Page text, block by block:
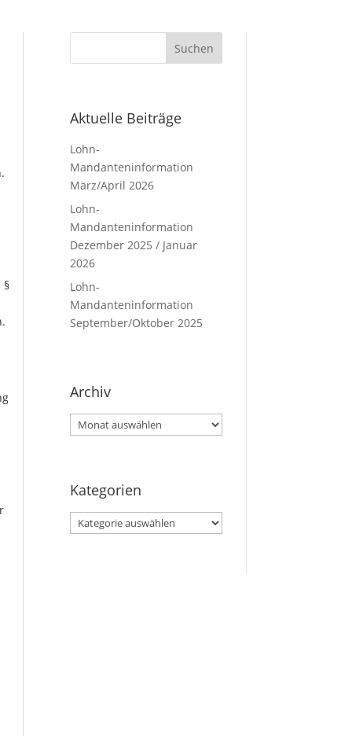
§
Aktuelle Beiträge
Lohn-
Mandanteninformation
März/April 2026
Lohn-
Mandanteninformation
Dezember 2025 / Januar
2026
Lohn-
Mandanteninformation
September/Oktober 2025
Archiv
Archiv
Kategorien
Kategorien